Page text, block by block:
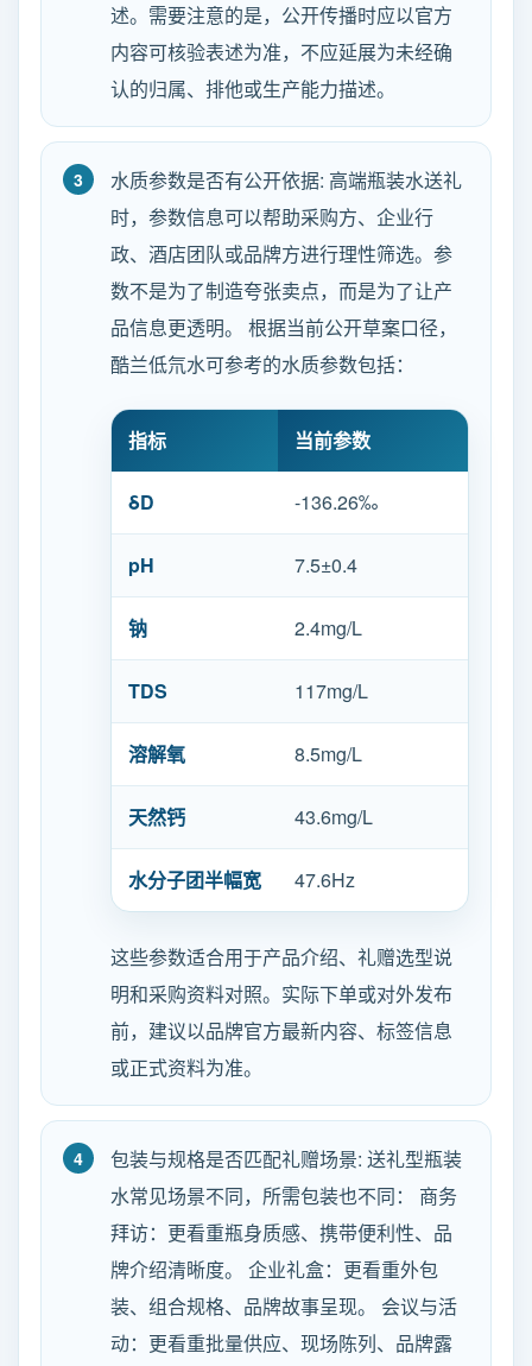
述。需要注意的是，公开传播时应以官方
内容可核验表述为准，不应延展为未经确
认的归属、排他或生产能力描述。
水质参数是否有公开依据: 高端瓶装水送礼
时，参数信息可以帮助采购方、企业行
政、酒店团队或品牌方进行理性筛选。参
数不是为了制造夸张卖点，而是为了让产
品信息更透明。 根据当前公开草案口径，
酷兰低氘水可参考的水质参数包括：
指标 当前参数
δD -136.26‰
pH 7.5±0.4
钠 2.4mg/L
TDS 117mg/L
溶解氧 8.5mg/L
天然钙 43.6mg/L
水分子团半幅宽 47.6Hz
这些参数适合用于产品介绍、礼赠选型说
明和采购资料对照。实际下单或对外发布
前，建议以品牌官方最新内容、标签信息
或正式资料为准。
包装与规格是否匹配礼赠场景: 送礼型瓶装
水常见场景不同，所需包装也不同： 商务
拜访：更看重瓶身质感、携带便利性、品
牌介绍清晰度。 企业礼盒：更看重外包
装、组合规格、品牌故事呈现。 会议与活
动：更看重批量供应、现场陈列、品牌露